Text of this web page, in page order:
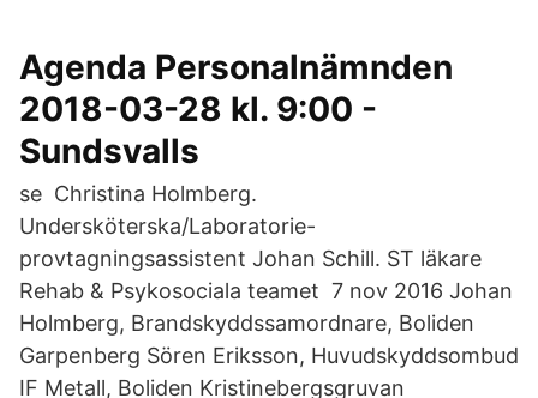
Agenda Personalnämnden
2018-03-28 kl. 9:00 -
Sundsvalls
se Christina Holmberg.
Undersköterska/Laboratorie-
provtagningsassistent Johan Schill. ST läkare
Rehab & Psykosociala teamet 7 nov 2016 Johan
Holmberg, Brandskyddssamordnare, Boliden
Garpenberg Sören Eriksson, Huvudskyddsombud
IF Metall, Boliden Kristinebergsgruvan